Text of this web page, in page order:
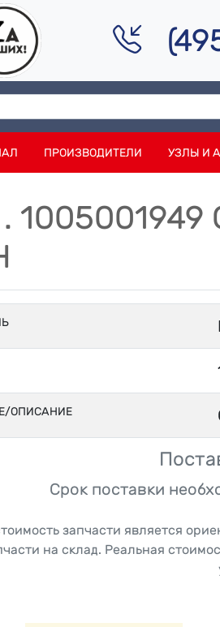
ПРОИЗВОДИТЕЛИ УЗЛЫ И
.
ОПИСАНИЕ
Срок поставки
запчасти является
на склад. Реальная